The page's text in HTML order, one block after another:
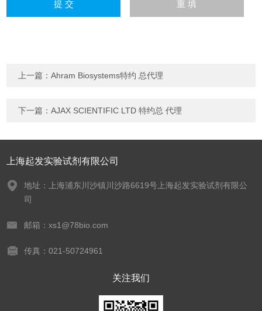
上一篇：Ahram Biosystems特约 总代理
下一篇：AJAX SCIENTIFIC LTD 特约总 代理
上海起发实验试剂有限公司
地址：上海浦东川沙镇川沙路6619号上海起发实验试剂有限公
司
邮箱：xs1@78bio.com
传真：021-50724961
关注我们